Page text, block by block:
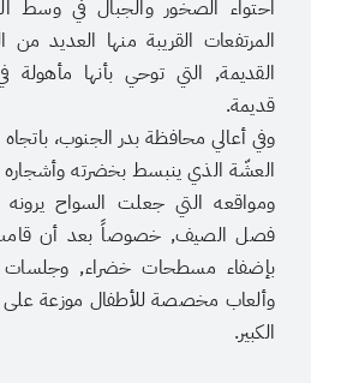
احتواء الصخور والجبال في وسط
المرتفعات القريبة منها العديد
القديمة, التي توحي بأنها مأهولة
قديمة.
وفي أعالي محافظة بدر الجنوب، باتجاه
العشّة الذي ينبسط بخضرته وأشجاره
ومواقعه التي جعلت السواح يرونه
فصل الصيف, خصوصاً بعد أن قامت
بإضفاء مسطحات خضراء, وجلسات
وألعاب مخصصة للأطفال موزعة على
الكبير.